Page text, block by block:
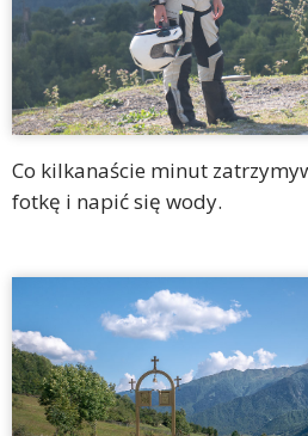
Co kilkanaście minut
fotkę i napić się wody.